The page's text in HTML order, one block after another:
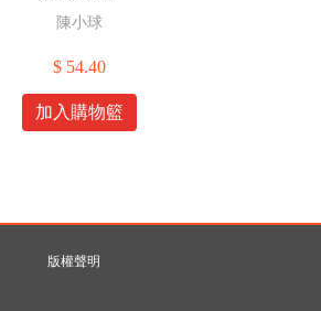
陳小球
$ 54.40
加入購物籃
版權聲明